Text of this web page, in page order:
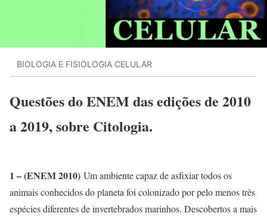
BIOLOGIA E FISIOLOGIA CELULAR
Questões do ENEM das edições de 2010
a 2019, sobre Citologia.
1 – (ENEM 2010) Um ambiente capaz de asfixiar todos os
animais conhecidos do planeta foi colonizado por pelo menos três
espécies diferentes de invertebrados marinhos. Descobertos a mais